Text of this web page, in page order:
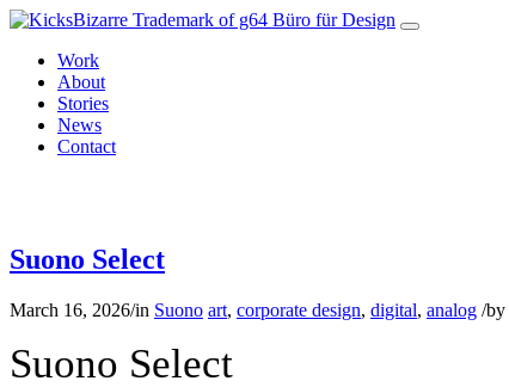
Work
About
Stories
News
Contact
Suono Select
March 16, 2026/in Suono art, corporate design, digital, analog /by
Suono Select